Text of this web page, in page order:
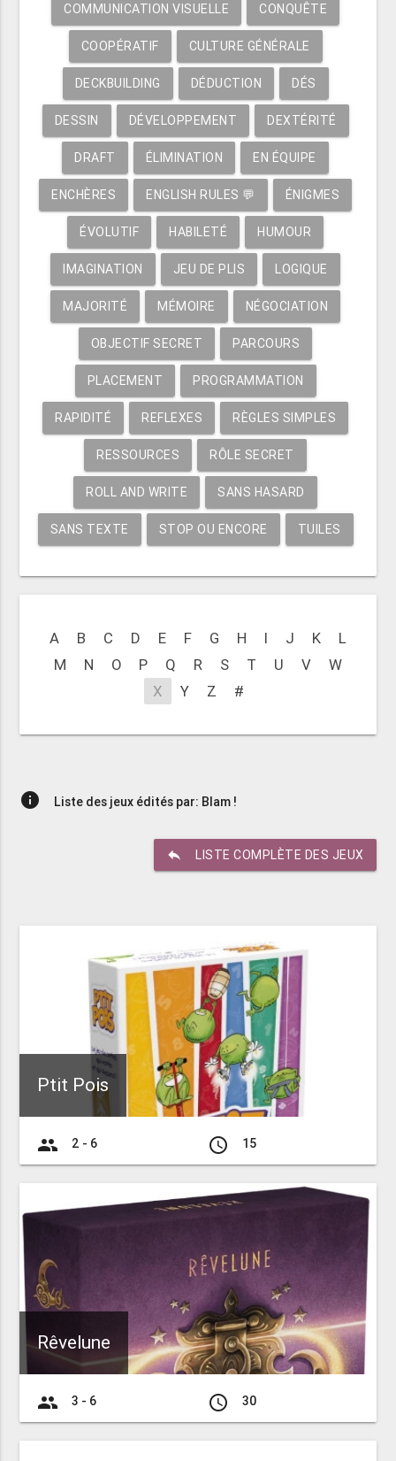
COMMUNICATION VISUELLE CONQUÊTE
COOPÉRATIF CULTURE GÉNÉRALE
DECKBUILDING DÉDUCTION DÉS
DESSIN DÉVELOPPEMENT DEXTÉRITÉ
DRAFT ÉLIMINATION EN ÉQUIPE
ENCHÈRES ENGLISH RULES 💬 ÉNIGMES
ÉVOLUTIF HABILETÉ HUMOUR
IMAGINATION JEU DE PLIS LOGIQUE
MAJORITÉ MÉMOIRE NÉGOCIATION
OBJECTIF SECRET PARCOURS
PLACEMENT PROGRAMMATION
RAPIDITÉ REFLEXES RÈGLES SIMPLES
RESSOURCES RÔLE SECRET
ROLL AND WRITE SANS HASARD
SANS TEXTE STOP OU ENCORE TUILES
A B C D E F G H I J K
L
M
N O P Q R S T U V
W
X
Y Z #
info Liste des jeux édités par: Blam !
reply LISTE COMPLÈTE DES JEUX
Ptit Pois
group 2 - 6 access_time 15
Rêvelune
group 3 - 6 access_time 30